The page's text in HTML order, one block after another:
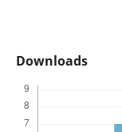
Downloads